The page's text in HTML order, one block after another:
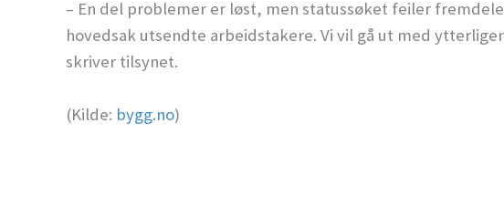
– En del problemer er løst, men statussøket feiler
hovedsak utsendte arbeidstakere. Vi vil gå ut med
skriver tilsynet.
(Kilde: bygg.no)